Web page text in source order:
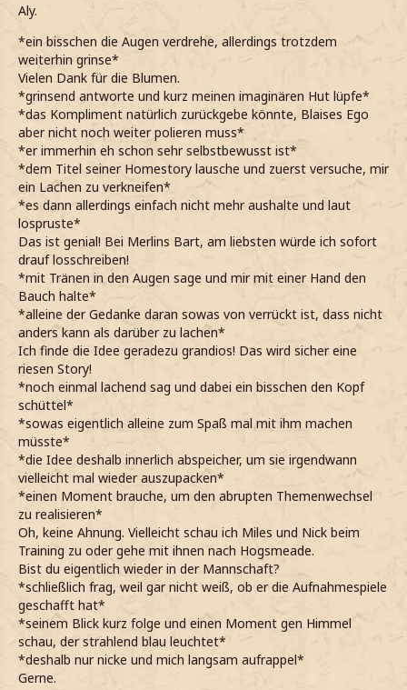
Aly.
*ein bisschen die Augen verdrehe, allerdings trotzdem
weiterhin grinse*
Vielen Dank für die Blumen.
*grinsend antworte und kurz meinen imaginären Hut lüpfe*
*das Kompliment natürlich zurückgebe könnte, Blaises Ego
aber nicht noch weiter polieren muss*
*er immerhin eh schon sehr selbstbewusst ist*
*dem Titel seiner Homestory lausche und zuerst versuche, mir
ein Lachen zu verkneifen*
*es dann allerdings einfach nicht mehr aushalte und laut
lospruste*
Das ist genial! Bei Merlins Bart, am liebsten würde ich sofort
drauf losschreiben!
*mit Tränen in den Augen sage und mir mit einer Hand den
Bauch halte*
*alleine der Gedanke daran sowas von verrückt ist, dass nicht
anders kann als darüber zu lachen*
Ich finde die Idee geradezu grandios! Das wird sicher eine
riesen Story!
*noch einmal lachend sag und dabei ein bisschen den Kopf
schüttel*
*sowas eigentlich alleine zum Spaß mal mit ihm machen
müsste*
*die Idee deshalb innerlich abspeicher, um sie irgendwann
vielleicht mal wieder auszupacken*
*einen Moment brauche, um den abrupten Themenwechsel
zu realisieren*
Oh, keine Ahnung. Vielleicht schau ich Miles und Nick beim
Training zu oder gehe mit ihnen nach Hogsmeade.
Bist du eigentlich wieder in der Mannschaft?
*schließlich frag, weil gar nicht weiß, ob er die Aufnahmespiele
geschafft hat*
*seinem Blick kurz folge und einen Moment gen Himmel
schau, der strahlend blau leuchtet*
*deshalb nur nicke und mich langsam aufrappel*
Gerne.